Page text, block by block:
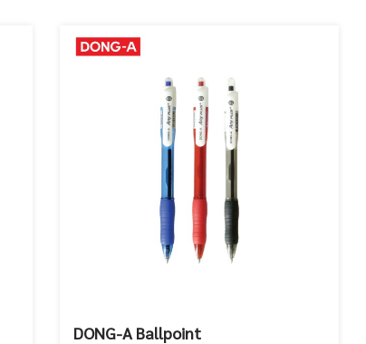
DONG-A Ballpoint